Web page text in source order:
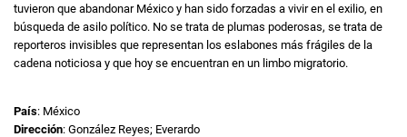
tuvieron que abandonar México y han sido forzadas a vivir en el exilio, en
búsqueda de asilo político. No se trata de plumas poderosas, se trata de
reporteros invisibles que representan los eslabones más frágiles de la
cadena noticiosa y que hoy se encuentran en un limbo migratorio.
País: México
Dirección: González Reyes; Everardo